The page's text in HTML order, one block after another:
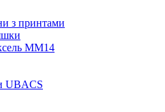
з принтами
ММ14
UBACS